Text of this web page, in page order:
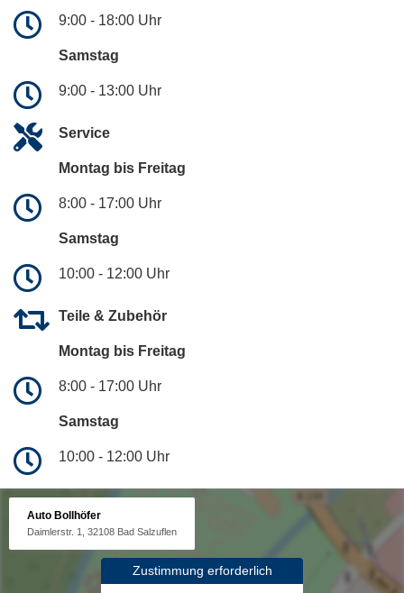
9:00 - 18:00 Uhr
Samstag
9:00 - 13:00 Uhr
Service
Montag bis Freitag
8:00 - 17:00 Uhr
Samstag
10:00 - 12:00 Uhr
Teile & Zubehör
Montag bis Freitag
8:00 - 17:00 Uhr
Samstag
10:00 - 12:00 Uhr
Auto Bollhöfer
Daimlerstr. 1, 32108 Bad Salzuflen
Zustimmung erforderlich